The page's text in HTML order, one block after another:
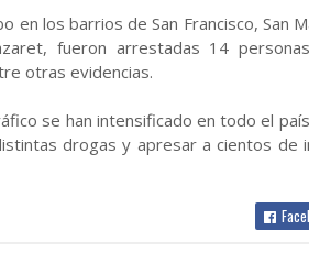
en los barrios de San Francisco, San
fueron arrestadas 14
otras evidencias.
se han intensificado en todo el
drogas y apresar a cientos de